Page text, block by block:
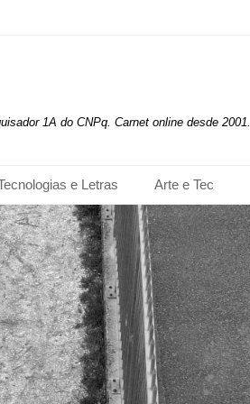
1A do CNPq. Carnet online desde 2001.
e Letras Arte e Tec